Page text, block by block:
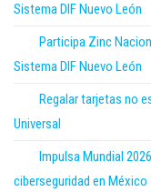
Sistema DIF Nuevo León
Participa Zinc
Sistema DIF Nuevo León
Regalar tarjetas no
Universal
Impulsa Mundial
ciberseguridad en México